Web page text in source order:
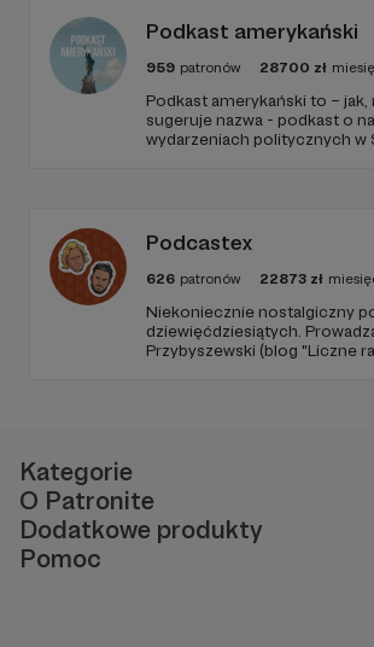
Podkast amerykański
959 patronów 28700 zł
Podkast amerykański to – jak,
sugeruje nazwa - podkast o
wydarzeniach politycznych w
Podcastex
626 patronów 22873 zł
Niekoniecznie nostalgiczny
dziewięćdziesiątych.
Przybyszewski (blog "Liczne
Kategorie
O Patronite
Dodatkowe produkty
Pomoc